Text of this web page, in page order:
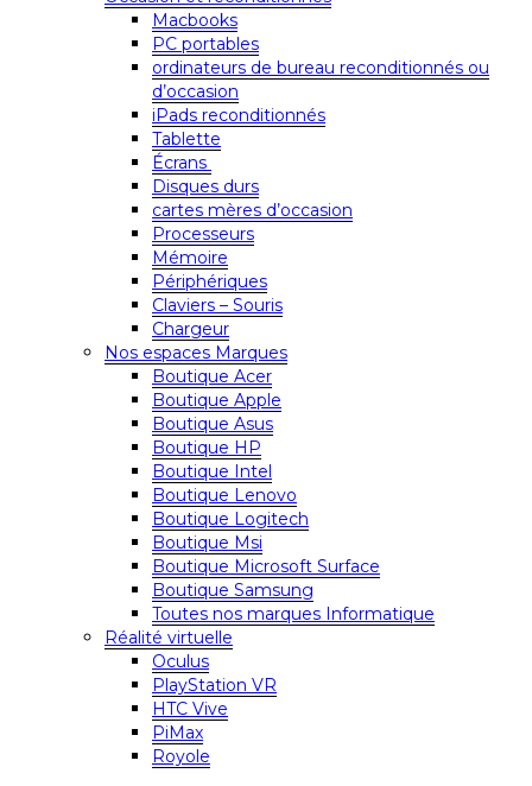
Macbooks
PC portables
ordinateurs de bureau reconditionnés ou
d’occasion
iPads reconditionnés
Tablette
Écrans
Disques durs
cartes mères d’occasion
Processeurs
Mémoire
Périphériques
Claviers – Souris
Chargeur
Nos espaces Marques
Boutique Acer
Boutique Apple
Boutique Asus
Boutique HP
Boutique Intel
Boutique Lenovo
Boutique Logitech
Boutique Msi
Boutique Microsoft Surface
Boutique Samsung
Toutes nos marques Informatique
Réalité virtuelle
Oculus
PlayStation VR
HTC Vive
PiMax
Royole